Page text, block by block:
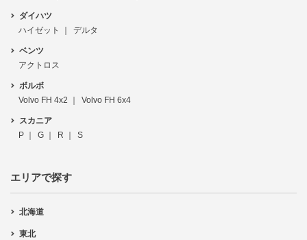
ダイハツ
ハイゼット
デルタ
ベンツ
アクトロス
ボルボ
Volvo FH 4x2
Volvo FH 6x4
スカニア
P
G R S
エリアで探す
北海道
東北